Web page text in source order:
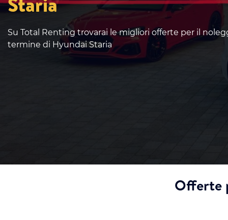
Su Total Renting trovarai le migliori offerte per il
termine di Hyundai Staria
Offerte